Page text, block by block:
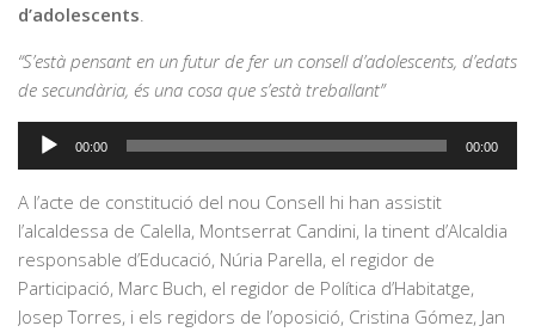
d’adolescents.
“S’està pensant en un futur de fer un consell d’adolescents, d’edats
de secundària, és una cosa que s’està treballant”
Reproductor
d'àudio
00:00 00:00
A l’acte de constitució del nou Consell hi han assistit
l’alcaldessa de Calella, Montserrat Candini, la tinent d’Alcaldia
responsable d’Educació, Núria Parella, el regidor de
Participació, Marc Buch, el regidor de Política d’Habitatge,
Josep Torres, i els regidors de l’oposició, Cristina Gómez, Jan